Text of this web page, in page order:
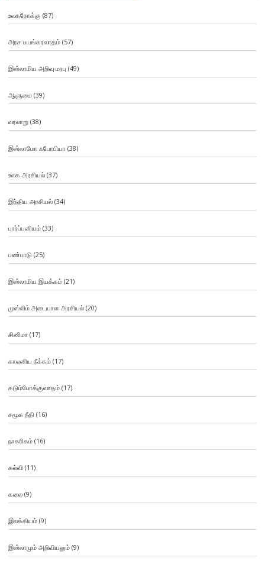
உலகநோக்கு (87)
அரச பயங்கரவாதம்(57)
இஸ்லாமிய அறிவு மரபு (49)
ஆளுமை(39)
வரலாறு(38)
இஸ்லாமோ ஃபோபியா (38)
உலக அரசியல்(37)
இந்திய அரசியல்(34)
பார்ப்பனியம்(33)
பண்பாடு(25)
இஸ்லாமிய இயக்கம்(21)
முஸ்லிம் அடையாள அரசியல்(20)
சினிமா (17)
காலனிய நீக்கம்(17)
கடும்போக்குவாதம்(17)
சமூக நீதி (16)
நாகரிகம்(16)
கல்வி (11)
கலை(9)
இலக்கியம்(9)
இஸ்லாமும் அறிவியலும்(9)